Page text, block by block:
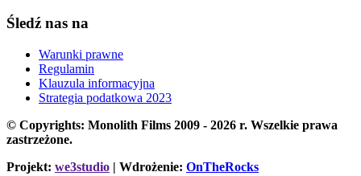
Śledź nas na
Warunki prawne
Regulamin
Klauzula informacyjna
Strategia podatkowa 2023
© Copyrights: Monolith Films 2009 - 2026 r. Wszelkie prawa
zastrzeżone.
Projekt: we3studio | Wdrożenie: OnTheRocks